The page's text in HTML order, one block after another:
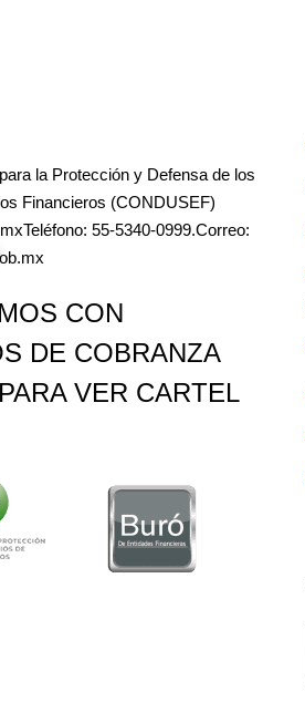
la Protección y Defensa de los
Financieros (CONDUSEF)
55-5340-0999.Correo:
ob.mx
CON
DE COBRANZA
VER CARTEL